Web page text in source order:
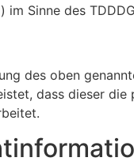
Sinne des
des oben
dass dieser die